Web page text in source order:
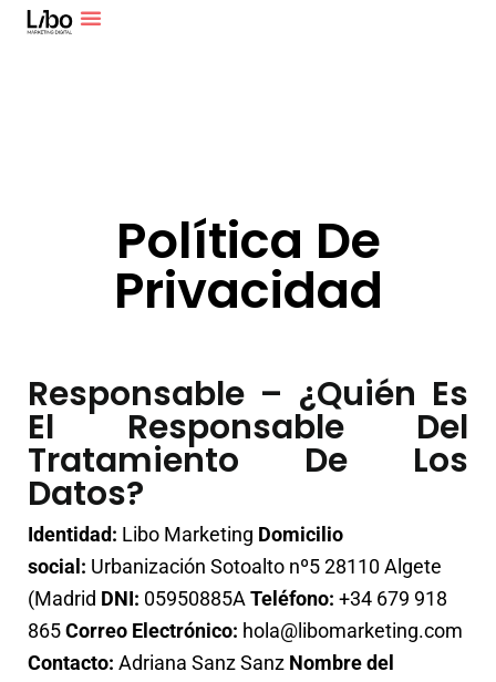
Política De
Privacidad
Responsable – ¿quién Es
El Responsable Del
Tratamiento De Los
Datos?
Identidad: Libo Marketing Domicilio
social: Urbanización Sotoalto nº5 28110 Algete
(Madrid DNI: 05950885A Teléfono: +34 679 918
865Correo Electrónico: hola@libomarketing.com
Contacto: Adriana Sanz Sanz Nombre del